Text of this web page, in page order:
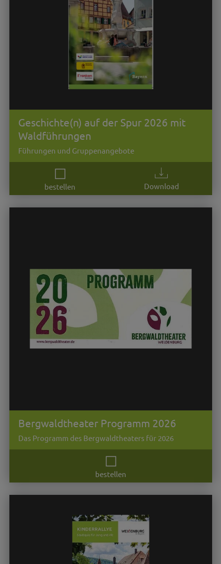
Geschichte(n) auf der Spur 2026 mit
Waldführungen
Führungen und Gruppenangebote
bestellen Download
Bergwaldtheater Programm 2026
Das Programm des Bergwaldtheaters für 2026
bestellen